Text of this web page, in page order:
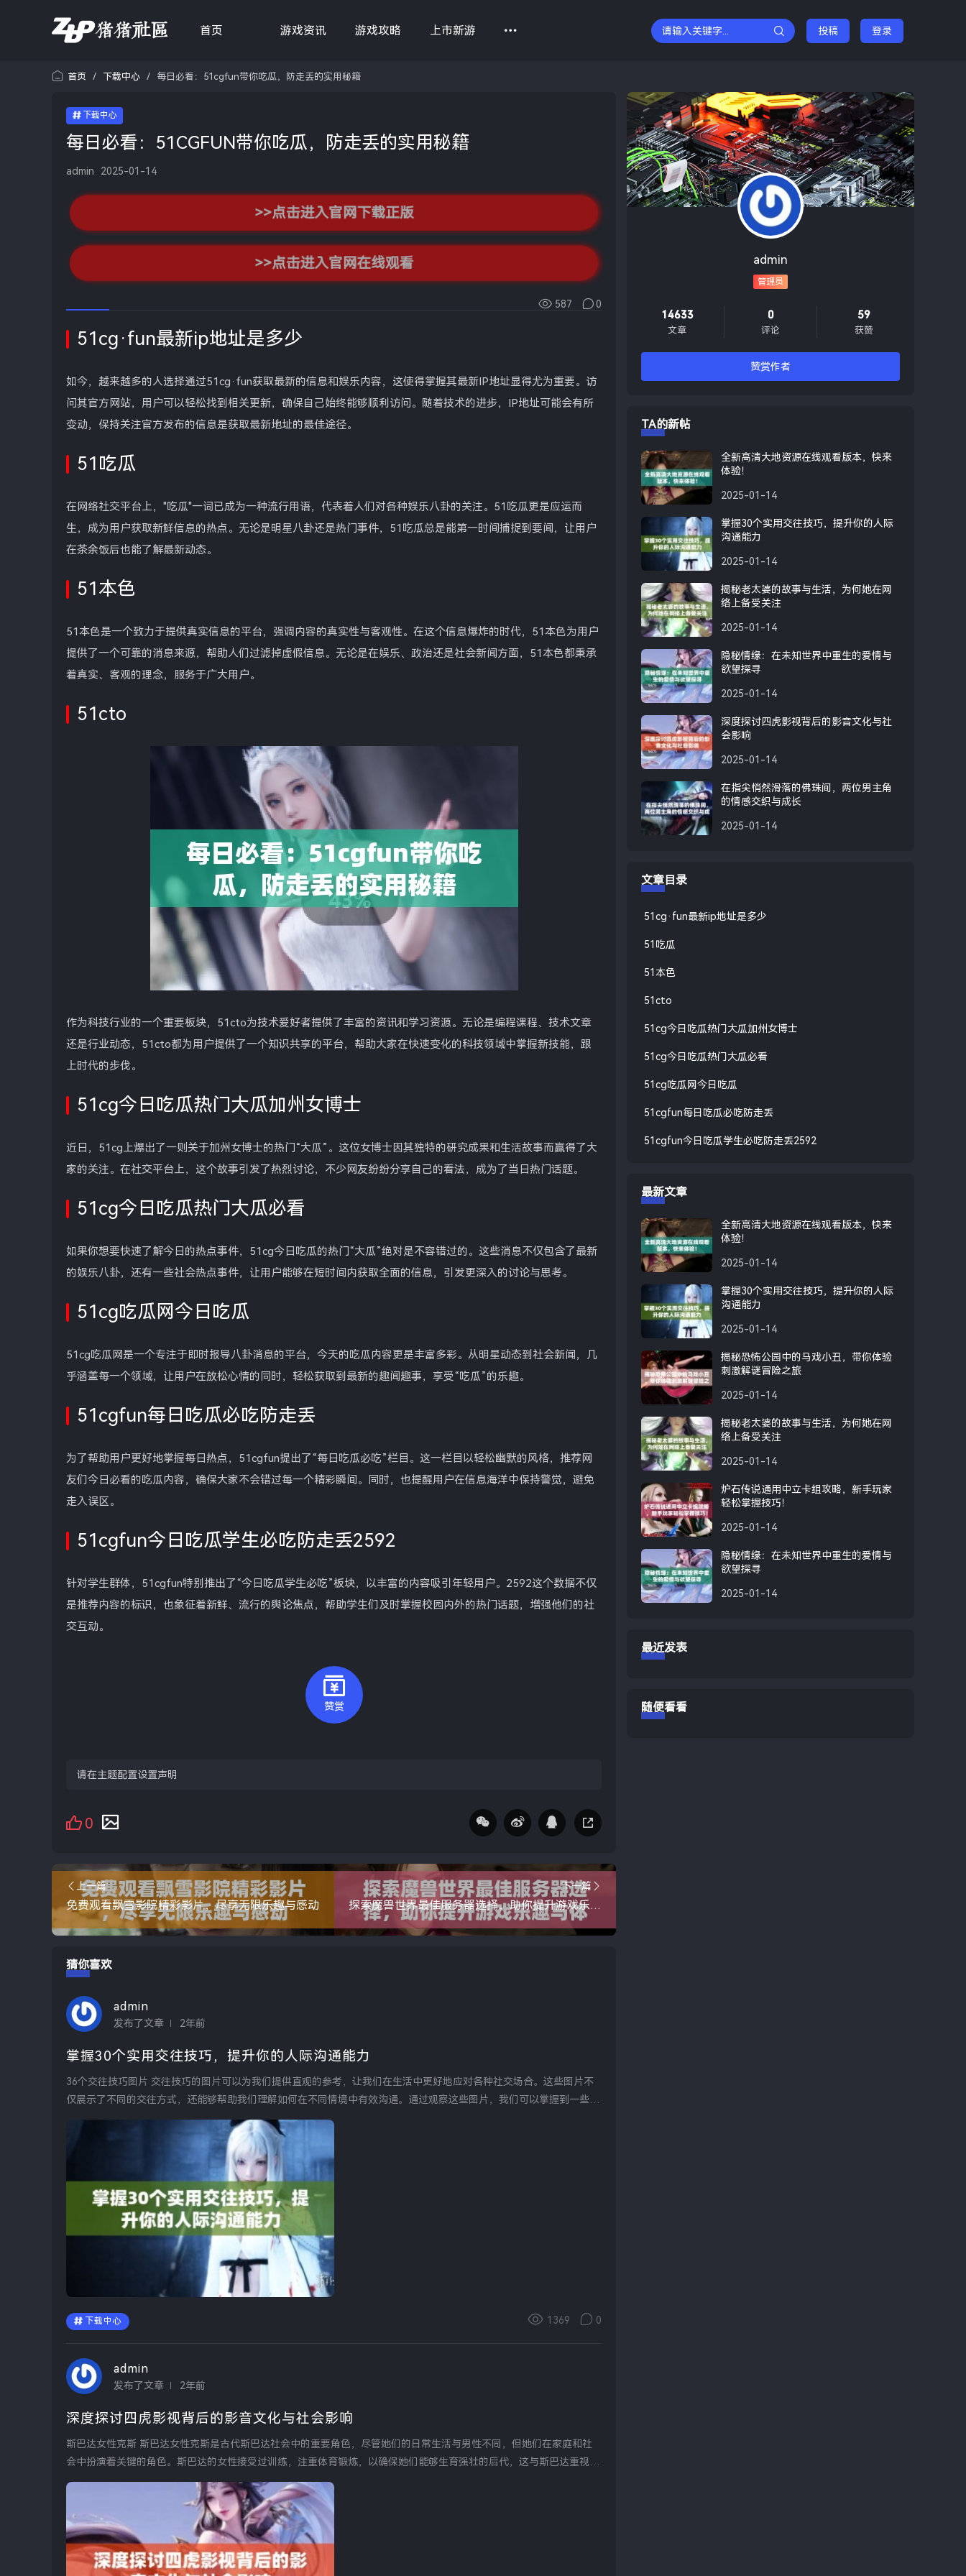
首页 游戏资讯 游戏攻略 上市新游 投稿 登录
首页 / 下载中心 / 每日必看：51cgfun带你吃瓜，防走丢的实用秘籍
下载中心
每日必看：51CGFUN带你吃瓜，防走丢的实用秘籍
admin 2025-01-14
>>点击进入官网下载正版
>>点击进入官网在线观看
587 0
51cg·fun最新ip地址是多少
如今，越来越多的人选择通过51cg·fun获取最新的信息和娱乐内容，这使得掌握其最新IP地址显得尤为重要。访
问其官方网站，用户可以轻松找到相关更新，确保自己始终能够顺利访问。随着技术的进步，IP地址可能会有所
变动，保持关注官方发布的信息是获取最新地址的最佳途径。
51吃瓜
在网络社交平台上，"吃瓜"一词已成为一种流行用语，代表着人们对各种娱乐八卦的关注。51吃瓜更是应运而
生，成为用户获取新鲜信息的热点。无论是明星八卦还是热门事件，51吃瓜总是能第一时间捕捉到要闻，让用户
在茶余饭后也能了解最新动态。
51本色
51本色是一个致力于提供真实信息的平台，强调内容的真实性与客观性。在这个信息爆炸的时代，51本色为用户
提供了一个可靠的消息来源，帮助人们过滤掉虚假信息。无论是在娱乐、政治还是社会新闻方面，51本色都秉承
着真实、客观的理念，服务于广大用户。
51cto
作为科技行业的一个重要板块，51cto为技术爱好者提供了丰富的资讯和学习资源。无论是编程课程、技术文章
还是行业动态，51cto都为用户提供了一个知识共享的平台，帮助大家在快速变化的科技领域中掌握新技能，跟
上时代的步伐。
51cg今日吃瓜热门大瓜加州女博士
近日，51cg上爆出了一则关于加州女博士的热门“大瓜”。这位女博士因其独特的研究成果和生活故事而赢得了大
家的关注。在社交平台上，这个故事引发了热烈讨论，不少网友纷纷分享自己的看法，成为了当日热门话题。
51cg今日吃瓜热门大瓜必看
如果你想要快速了解今日的热点事件，51cg今日吃瓜的热门“大瓜”绝对是不容错过的。这些消息不仅包含了最新
的娱乐八卦，还有一些社会热点事件，让用户能够在短时间内获取全面的信息，引发更深入的讨论与思考。
51cg吃瓜网今日吃瓜
51cg吃瓜网是一个专注于即时报导八卦消息的平台，今天的吃瓜内容更是丰富多彩。从明星动态到社会新闻，几
乎涵盖每一个领域，让用户在放松心情的同时，轻松获取到最新的趣闻趣事，享受“吃瓜”的乐趣。
51cgfun每日吃瓜必吃防走丢
为了帮助用户更好地掌握每日热点，51cgfun提出了“每日吃瓜必吃”栏目。这一栏目以轻松幽默的风格，推荐网
友们今日必看的吃瓜内容，确保大家不会错过每一个精彩瞬间。同时，也提醒用户在信息海洋中保持警觉，避免
走入误区。
51cgfun今日吃瓜学生必吃防走丢2592
针对学生群体，51cgfun特别推出了“今日吃瓜学生必吃”板块，以丰富的内容吸引年轻用户。2592这个数据不仅
是推荐内容的标识，也象征着新鲜、流行的舆论焦点，帮助学生们及时掌握校园内外的热门话题，增强他们的社
交互动。
赞赏
请在主题配置设置声明
0
上一篇
免费观看飘雪影院精彩影片，尽享无限乐趣与感动
下一篇
探索魔兽世界最佳服务器选择，助你提升游戏乐趣与体验
猜你喜欢
admin
发布了文章 2年前
掌握30个实用交往技巧，提升你的人际沟通能力
36个交往技巧图片 交往技巧的图片可以为我们提供直观的参考，让我们在生活中更好地应对各种社交场合。这些图片不
仅展示了不同的交往方式，还能够帮助我们理解如何在不同情境中有效沟通。通过观察这些图片，我们可以掌握到一些
下载中心 1369 0
admin
发布了文章 2年前
深度探讨四虎影视背后的影音文化与社会影响
斯巴达女性克斯 斯巴达女性克斯是古代斯巴达社会中的重要角色，尽管她们的日常生活与男性不同，但她们在家庭和社
会中扮演着关键的角色。斯巴达的女性接受过训练，注重体育锻炼，以确保她们能够生育强壮的后代，这与斯巴达重视军
力...
admin
管理员
14633
文章
0
评论
59
获赞
赞赏作者
TA的新帖
全新高清大地资源在线观看版本，快来
体验！
2025-01-14
掌握30个实用交往技巧，提升你的人际
沟通能力
2025-01-14
揭秘老太婆的故事与生活，为何她在网
络上备受关注
2025-01-14
隐秘情缘：在未知世界中重生的爱情与
欲望探寻
2025-01-14
深度探讨四虎影视背后的影音文化与社
会影响
2025-01-14
在指尖悄然滑落的佛珠间，两位男主角
的情感交织与成长
2025-01-14
文章目录
51cg·fun最新ip地址是多少
51吃瓜
51本色
51cto
51cg今日吃瓜热门大瓜加州女博士
51cg今日吃瓜热门大瓜必看
51cg吃瓜网今日吃瓜
51cgfun每日吃瓜必吃防走丢
51cgfun今日吃瓜学生必吃防走丢2592
最新文章
全新高清大地资源在线观看版本，快来
体验！
2025-01-14
掌握30个实用交往技巧，提升你的人际
沟通能力
2025-01-14
揭秘恐怖公园中的马戏小丑，带你体验
刺激解谜冒险之旅
2025-01-14
揭秘老太婆的故事与生活，为何她在网
络上备受关注
2025-01-14
炉石传说通用中立卡组攻略，新手玩家
轻松掌握技巧！
2025-01-14
隐秘情缘：在未知世界中重生的爱情与
欲望探寻
2025-01-14
最近发表
随便看看